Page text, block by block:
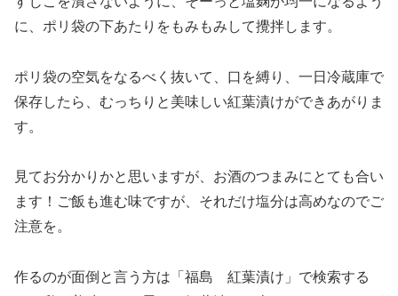
に、ポリ袋の下あたりをもみもみして攪拌します。
ポリ袋の空気をなるべく抜いて、口を縛り、一日冷蔵庫で
保存したら、むっちりと美味しい紅葉漬けができあがりま
す。
見てお分かりかと思いますが、お酒のつまみにとても合い
ます！ご飯も進む味ですが、それだけ塩分は高めなのでご
注意を。
作るのが面倒と言う方は「福島 紅葉漬け」で検索する